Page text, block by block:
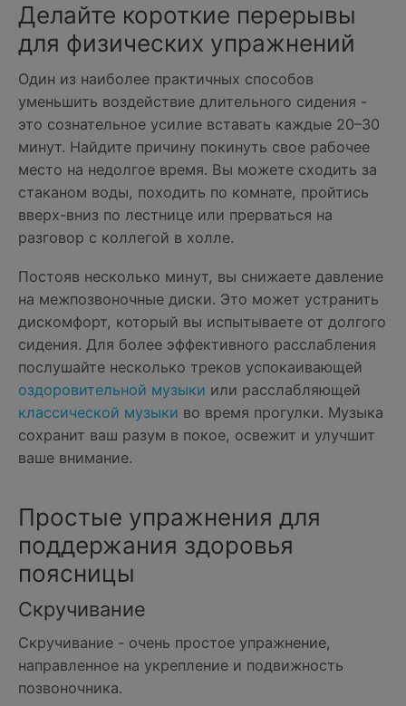
Делайте короткие перерывы
для физических упражнений
Один из наиболее практичных способов
уменьшить воздействие длительного сидения -
это сознательное усилие вставать каждые 20–30
минут. Найдите причину покинуть свое рабочее
место на недолгое время. Вы можете сходить за
стаканом воды, походить по комнате, пройтись
вверх-вниз по лестнице или прерваться на
разговор с коллегой в холле.
Постояв несколько минут, вы снижаете давление
на межпозвоночные диски. Это может устранить
дискомфорт, который вы испытываете от долгого
сидения. Для более эффективного расслабления
послушайте несколько треков успокаивающей
оздоровительной музыки или расслабляющей
классической музыки во время прогулки. Музыка
сохранит ваш разум в покое, освежит и улучшит
ваше внимание.
Простые упражнения для
поддержания здоровья
поясницы
Скручивание
Скручивание - очень простое упражнение,
направленное на укрепление и подвижность
позвоночника.